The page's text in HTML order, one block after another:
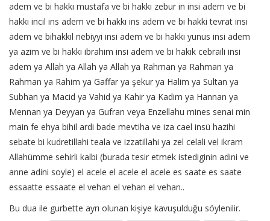
adem ve bi hakkı mustafa ve bi hakkı zebur in insi adem ve bi
hakkı incil ins adem ve bi hakkı ins adem ve bi hakki tevrat insi
adem ve bihakkıl nebiyyi insi adem ve bi hakkı yunus insi adem
ya azim ve bi hakkı ibrahim insi adem ve bi hakık cebraili insi
adem ya Allah ya Allah ya Allah ya Rahman ya Rahman ya
Rahman ya Rahim ya Gaffar ya şekur ya Halim ya Sultan ya
Subhan ya Macid ya Vahid ya Kahir ya Kadim ya Hannan ya
Mennan ya Deyyan ya Gufran veya Enzellahu mines senai min
main fe ehya bihil ardi bade mevtiha ve iza cael insü hazihi
sebate bi kudretillahi teala ve izzatillahi ya zel celali vel ikram
Allahümme sehirli kalbi (burada tesir etmek istediginin adini ve
anne adini soyle) el acele el acele el acele es saate es saate
essaatte essaate el vehan el vehan el vehan..
Bu dua ile gurbette ayrı olunan kişiye kavuşulduğu söylenilir.